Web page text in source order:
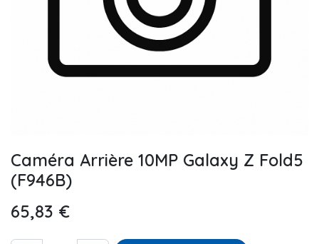
Caméra Arrière 10MP Galaxy Z Fold5
(F946B)
65,83 €